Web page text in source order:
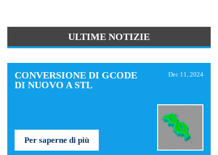
ULTIME NOTIZIE
CONVERSIONE DI GCODE
DI NUOVO A STL
Dec 11, 2024
Per saperne di più